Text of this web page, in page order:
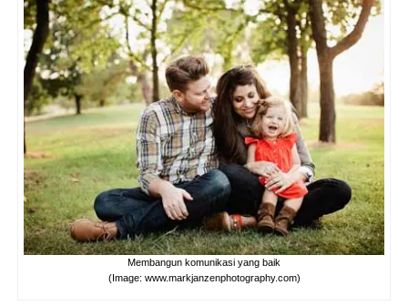
Membangun komunikasi yang baik
(Image: www.markjanzenphotography.com)